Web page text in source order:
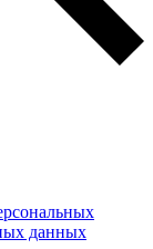
данных